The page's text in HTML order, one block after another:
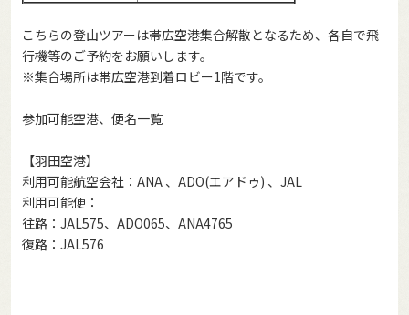
こちらの登山ツアーは帯広空港集合解散となるため、各自で飛
行機等のご予約をお願いします。
※集合場所は帯広空港到着ロビー1階です。
参加可能空港、便名一覧
【羽田空港】
利用可能航空会社： ANA 、 ADO(エアドゥ) 、 JAL
利用可能便：
往路：JAL575、ADO065、ANA4765
復路：JAL576